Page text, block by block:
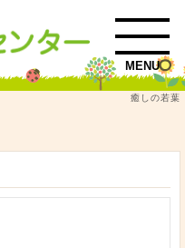
MENU
癒しの若葉